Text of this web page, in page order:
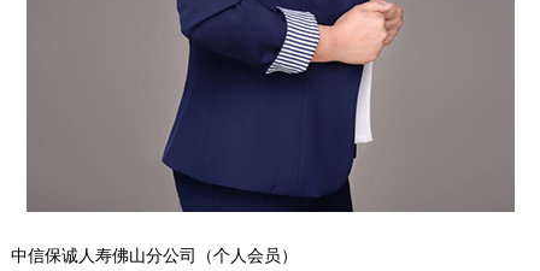
中信保诚人寿佛山分公司（个人会员）